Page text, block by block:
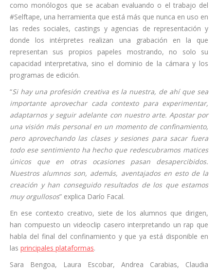
como monólogos que se acaban evaluando o el trabajo del
#Selftape, una herramienta que está más que nunca en uso en
las redes sociales, castings y agencias de representación y
donde los intérpretes realizan una grabación en la que
representan sus propios papeles mostrando, no solo su
capacidad interpretativa, sino el dominio de la cámara y los
programas de edición.
“Si hay una profesión creativa es la nuestra, de ahí que sea
importante aprovechar cada contexto para experimentar,
adaptarnos y seguir adelante con nuestro arte. Apostar por
una visión más personal en un momento de confinamiento,
pero aprovechando las clases y sesiones para sacar fuera
todo ese sentimiento ha hecho que redescubramos matices
únicos que en otras ocasiones pasan desapercibidos.
Nuestros alumnos son, además, aventajados en esto de la
creación y han conseguido resultados de los que estamos
muy orgullosos” explica Darío Facal.
En ese contexto creativo, siete de los alumnos que dirigen,
han compuesto un videoclip casero interpretando un rap que
habla del final del confinamiento y que ya está disponible en
las principales plataformas.
Sara Bengoa, Laura Escobar, Andrea Carabias, Claudia